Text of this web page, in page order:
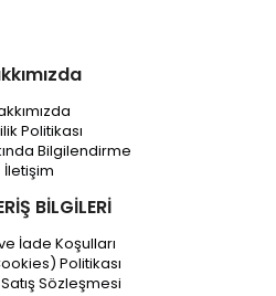
Politikası
Bilgilendirme
İletişim
BİLGİLERİ
İade Koşulları
Politikası
Sözleşmesi